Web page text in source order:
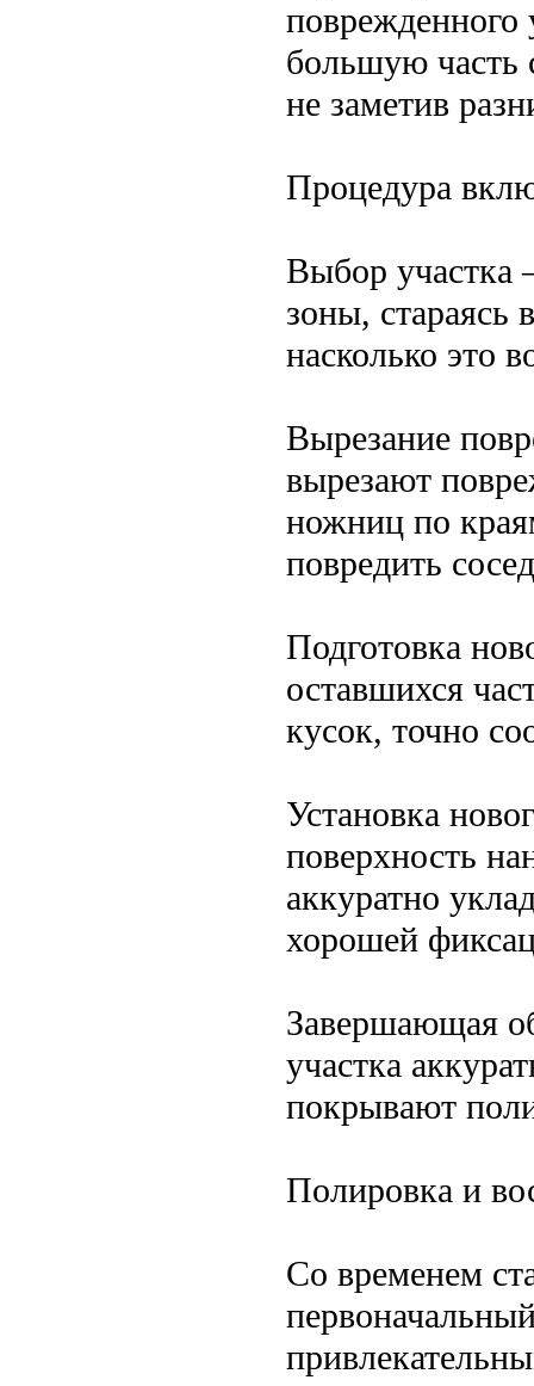
поврежденного
большую часть
не заметив
Процедура
Выбор участка
зоны, стараясь
насколько это
Вырезание
вырезают
ножниц по
повредить
Подготовка
оставшихся
кусок, точно
Установка
поверхность
аккуратно
хорошей
Завершающая
участка
покрывают
Полировка и
Со временем